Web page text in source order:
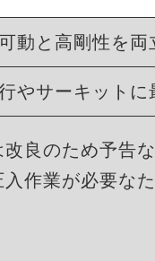
動と高剛性を両
やサーキットに
良のため予告
作業が必要な